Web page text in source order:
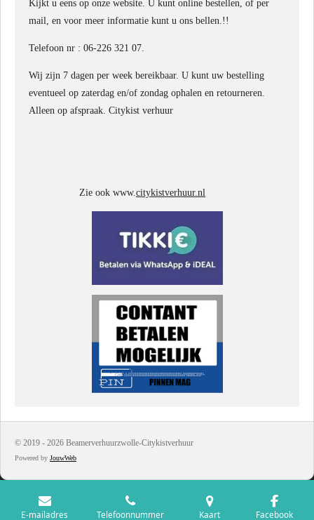
Kijkt u eens op onze website. U kunt online bestellen, of per
mail, en voor meer informatie kunt u ons bellen.!!
Telefoon nr : 06-226 321 07.
Wij zijn 7 dagen per week bereikbaar. U kunt uw bestelling
eventueel op zaterdag en/of zondag ophalen en retourneren.
Alleen op afspraak. Citykist verhuur
Zie ook www. citykistverhuur.nl
© 2019 - 2026 Beamerverhuurzwolle-Citykistverhuur
Powered by JouwWeb
E-mailadres Telefoonnummer Kaart Facebook